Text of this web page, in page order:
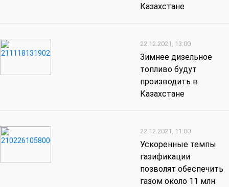
Казахстане
22.12.2021, 13:00
Зимнее дизельное
топливо будут
производить в
Казахстане
22.12.2021, 11:00
Ускоренные темпы
газификации
позволят обеспечить
газом около 11 млн